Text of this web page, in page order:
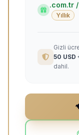
.com.tr
Yıllık
Gizli
50 USD
dahil.